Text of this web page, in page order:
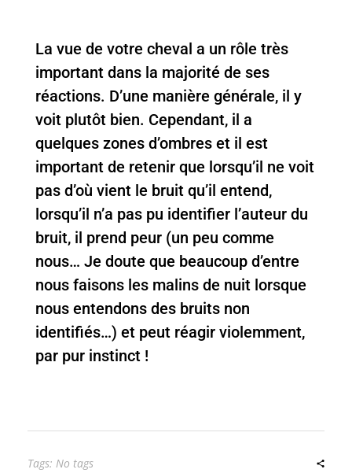
La vue de votre cheval a un rôle très
important dans la majorité de ses
réactions. D’une manière générale, il y
voit plutôt bien. Cependant, il a
quelques zones d’ombres et il est
important de retenir que lorsqu’il ne voit
pas d’où vient le bruit qu’il entend,
lorsqu’il n’a pas pu identifier l’auteur du
bruit, il prend peur (un peu comme
nous… Je doute que beaucoup d’entre
nous faisons les malins de nuit lorsque
nous entendons des bruits non
identifiés…) et peut réagir violemment,
par pur instinct !
Tags: No tags